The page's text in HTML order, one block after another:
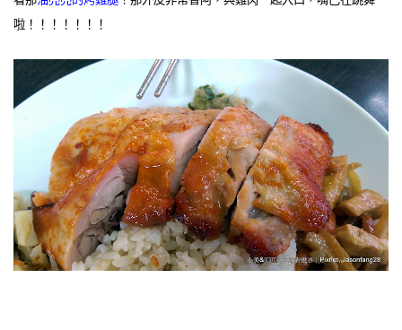
啦！！！！！！！